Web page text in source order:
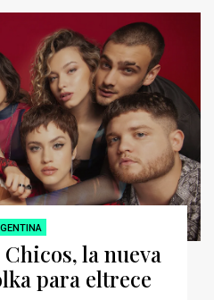
la nueva
para eltrece